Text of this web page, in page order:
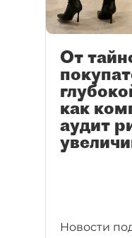
От
как
аудит
Новости